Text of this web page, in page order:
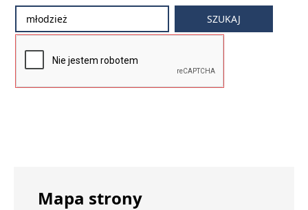
Mapa strony